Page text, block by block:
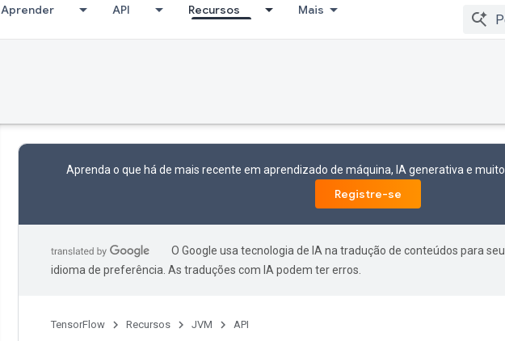
Aprender API Recursos Mais
Aprenda o que há de mais recente em aprendizado de máquina, IA generativa e
Registre-se
O Google usa tecnologia de IA na tradução de conteúdos para seu
idioma de preferência. As traduções com IA podem ter erros.
TensorFlow Recursos JVM API